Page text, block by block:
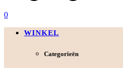
0
WINKEL
Categorieën